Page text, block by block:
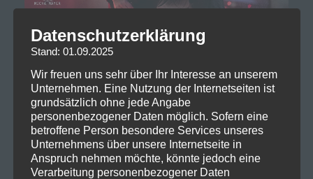
Datenschutzerklärung
Stand: 01.09.2025
Wir freuen uns sehr über Ihr Interesse an unserem
Unternehmen. Eine Nutzung der Internetseiten ist
grundsätzlich ohne jede Angabe
personenbezogener Daten möglich. Sofern eine
betroffene Person besondere Services unseres
Unternehmens über unsere Internetseite in
Anspruch nehmen möchte, könnte jedoch eine
Verarbeitung personenbezogener Daten